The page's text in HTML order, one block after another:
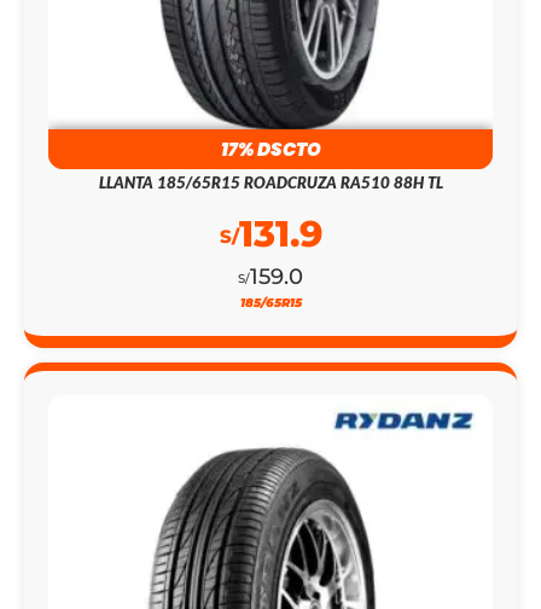
17% DSCTO
LLANTA 185/65R15 ROADCRUZA RA510 88H TL
S/159.0
S/131.9